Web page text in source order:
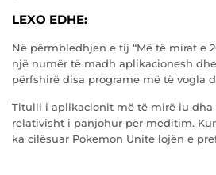
LEXO EDHE:
Në përmbledhjen e tij “Më të mirat e
një numër të madh aplikacionesh
përfshirë disa programe më të vogla
Titulli i aplikacionit më të mirë iu dha
relativisht i panjohur për meditim.
ka cilësuar Pokemon Unite lojën e